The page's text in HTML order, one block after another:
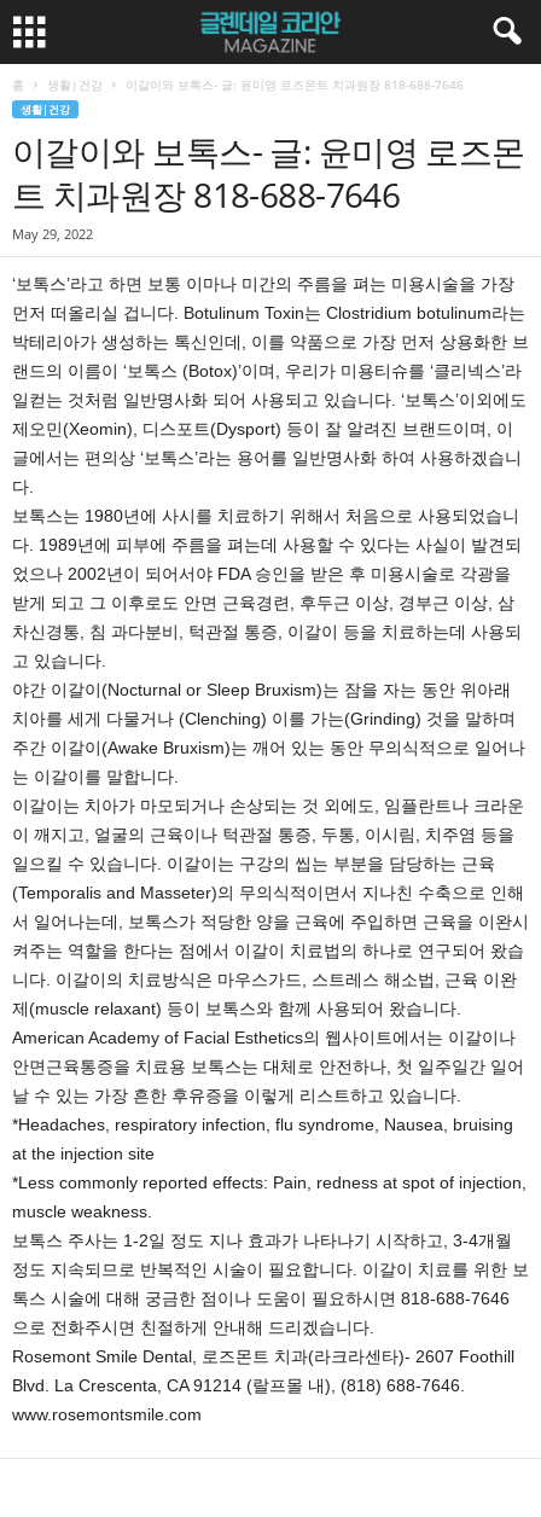
홈 생활|건강 이갈이와 보톡스- 글: 윤미영 로즈몬트 치과원장 818-688-7646
생활|건강
이갈이와 보톡스- 글: 윤미영 로즈몬
트 치과원장 818-688-7646
May 29, 2022
‘보톡스’라고 하면 보통 이마나 미간의 주름을 펴는 미용시술을 가장
먼저 떠올리실 겁니다. Botulinum Toxin는 Clostridium botulinum라는
박테리아가 생성하는 톡신인데, 이를 약품으로 가장 먼저 상용화한 브
랜드의 이름이 ‘보톡스 (Botox)’이며, 우리가 미용티슈를 ‘클리넥스’라
일컫는 것처럼 일반명사화 되어 사용되고 있습니다. ‘보톡스’이외에도
제오민(Xeomin), 디스포트(Dysport) 등이 잘 알려진 브랜드이며, 이
글에서는 편의상 ‘보톡스’라는 용어를 일반명사화 하여 사용하겠습니
다.
보톡스는 1980년에 사시를 치료하기 위해서 처음으로 사용되었습니
다. 1989년에 피부에 주름을 펴는데 사용할 수 있다는 사실이 발견되
었으나 2002년이 되어서야 FDA 승인을 받은 후 미용시술로 각광을
받게 되고 그 이후로도 안면 근육경련, 후두근 이상, 경부근 이상, 삼
차신경통, 침 과다분비, 턱관절 통증, 이갈이 등을 치료하는데 사용되
고 있습니다.
야간 이갈이(Nocturnal or Sleep Bruxism)는 잠을 자는 동안 위아래
치아를 세게 다물거나 (Clenching) 이를 가는(Grinding) 것을 말하며
주간 이갈이(Awake Bruxism)는 깨어 있는 동안 무의식적으로 일어나
는 이갈이를 말합니다.
이갈이는 치아가 마모되거나 손상되는 것 외에도, 임플란트나 크라운
이 깨지고, 얼굴의 근육이나 턱관절 통증, 두통, 이시림, 치주염 등을
일으킬 수 있습니다. 이갈이는 구강의 씹는 부분을 담당하는 근육
(Temporalis and Masseter)의 무의식적이면서 지나친 수축으로 인해
서 일어나는데, 보톡스가 적당한 양을 근육에 주입하면 근육을 이완시
켜주는 역할을 한다는 점에서 이갈이 치료법의 하나로 연구되어 왔습
니다. 이갈이의 치료방식은 마우스가드, 스트레스 해소법, 근육 이완
제(muscle relaxant) 등이 보톡스와 함께 사용되어 왔습니다.
American Academy of Facial Esthetics의 웹사이트에서는 이갈이나
안면근육통증을 치료용 보톡스는 대체로 안전하나, 첫 일주일간 일어
날 수 있는 가장 흔한 후유증을 이렇게 리스트하고 있습니다.
*Headaches, respiratory infection, flu syndrome, Nausea, bruising
at the injection site
*Less commonly reported effects: Pain, redness at spot of injection,
muscle weakness.
보톡스 주사는 1-2일 정도 지나 효과가 나타나기 시작하고, 3-4개월
정도 지속되므로 반복적인 시술이 필요합니다. 이갈이 치료를 위한 보
톡스 시술에 대해 궁금한 점이나 도움이 필요하시면 818-688-7646
으로 전화주시면 친절하게 안내해 드리겠습니다.
Rosemont Smile Dental, 로즈몬트 치과(라크라센타)- 2607 Foothill
Blvd. La Crescenta, CA 91214 (랄프몰 내), (818) 688-7646.
www.rosemontsmile.com